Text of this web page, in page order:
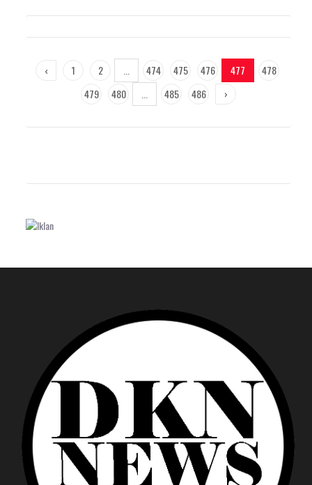
‹ 1 2 474 475 476 477
478
479
480 485 486 ›